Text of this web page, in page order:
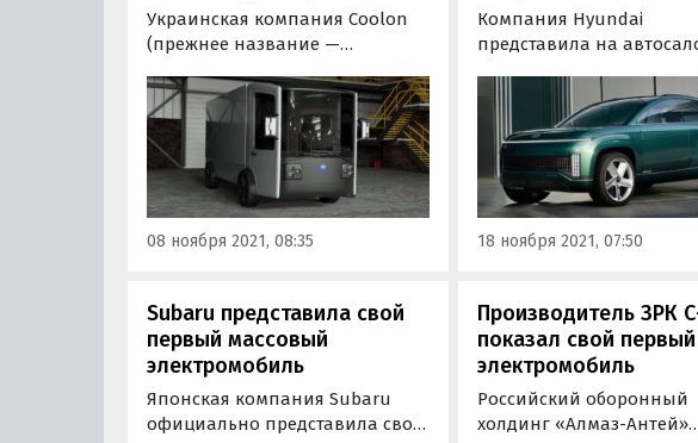
Украинская компания Coolon
(прежнее название —
создала собственный
электрический грузовик,
который может перевозить до
2,5 тонн груза и проезжать на
одном заряде батареи до 300
километров.
08 ноября 2021, 08:35
Компания Hyundai
представила на
концептуальный
Seven. Будучи
серийного электрокара
он получил яркий и
дизайн, необычный
внушительный запас
18 ноября 2021, 07:50
Subaru представила свой
первый массовый
электромобиль
Японская компания Subaru
официально представила свой
Производитель ЗРК
показал свой первый
электромобиль
Российский оборонный
холдинг «Алмаз-Антей»